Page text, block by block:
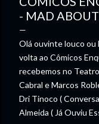
- MAD
Olá ouvinte louco ou
volta ao Cômicos
recebemos no
Cabral e Marcos
Dri Tinoco (
Almeida ( Já Ouviu